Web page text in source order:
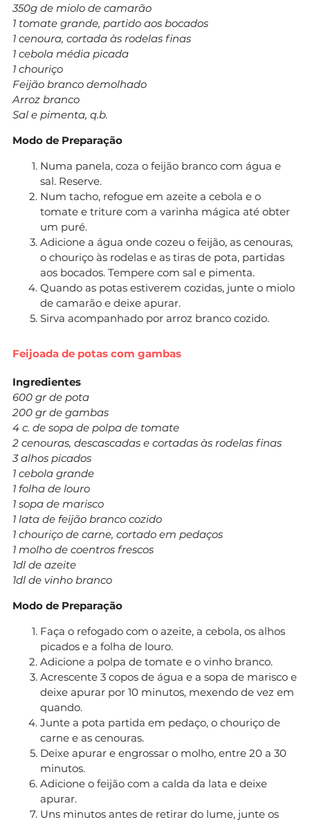
350g de miolo de camarão
1 tomate grande, partido aos bocados
1 cenoura, cortada às rodelas finas
1 cebola média picada
1 chouriço
Feijão branco demolhado
Arroz branco
Sal e pimenta, q.b.
Modo de Preparação
Numa panela, coza o feijão branco com água e
sal. Reserve.
Num tacho, refogue em azeite a cebola e o
tomate e triture com a varinha mágica até obter
um puré.
Adicione a água onde cozeu o feijão, as cenouras,
o chouriço às rodelas e as tiras de pota, partidas
aos bocados. Tempere com sal e pimenta.
Quando as potas estiverem cozidas, junte o miolo
de camarão e deixe apurar.
Sirva acompanhado por arroz branco cozido.
Feijoada de potas com gambas
Ingredientes
600 gr de pota
200 gr de gambas
4 c. de sopa de polpa de tomate
2 cenouras, descascadas e cortadas às rodelas finas
3 alhos picados
1 cebola grande
1 folha de louro
1 sopa de marisco
1 lata de feijão branco cozido
1 chouriço de carne, cortado em pedaços
1 molho de coentros frescos
1dl de azeite
1dl de vinho branco
Modo de Preparação
Faça o refogado com o azeite, a cebola, os alhos
picados e a folha de louro.
Adicione a polpa de tomate e o vinho branco.
Acrescente 3 copos de água e a sopa de marisco e
deixe apurar por 10 minutos, mexendo de vez em
quando.
Junte a pota partida em pedaço, o chouriço de
carne e as cenouras.
Deixe apurar e engrossar o molho, entre 20 a 30
minutos.
Adicione o feijão com a calda da lata e deixe
apurar.
Uns minutos antes de retirar do lume, junte os